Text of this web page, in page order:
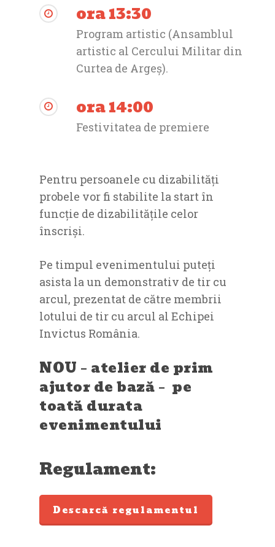
ora 13:30
Program artistic (Ansamblul
artistic al Cercului Militar din
Curtea de Argeș).
ora 14:00
Festivitatea de premiere
Pentru persoanele cu dizabilități
probele vor fi stabilite la start în
funcție de dizabilitățile celor
înscriși.
Pe timpul evenimentului puteți
asista la un demonstrativ de tir cu
arcul, prezentat de către membrii
lotului de tir cu arcul al Echipei
Invictus România.
NOU – atelier de prim
ajutor de bază – pe
toată durata
evenimentului
Regulament:
Descarcă regulamentul